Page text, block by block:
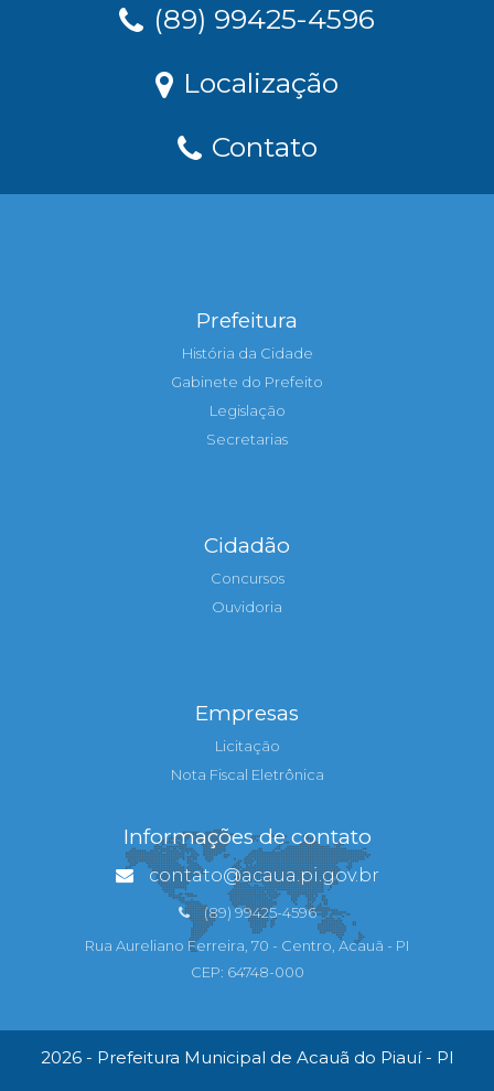
(89) 99425-4596
Localização
Contato
Prefeitura
História da Cidade
Gabinete do Prefeito
Legislação
Secretarias
Cidadão
Concursos
Ouvidoria
Empresas
Licitação
Nota Fiscal Eletrônica
Informações de contato
contato@acaua.pi.gov.br
(89) 99425-4596
Rua Aureliano Ferreira, 70 - Centro, Acauã - PI
CEP: 64748-000
2026 - Prefeitura Municipal de Acauã do Piauí - PI